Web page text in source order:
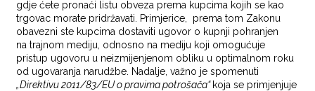
gdje ćete pronaći listu obveza prema kupcima kojih se kao
trgovac morate pridržavati. Primjerice, prema tom Zakonu
obavezni ste kupcima dostaviti ugovor o kupnji pohranjen
na trajnom mediju, odnosno na mediju koji omogućuje
pristup ugovoru u neizmijenjenom obliku u optimalnom roku
od ugovaranja narudžbe. Nadalje, važno je spomenuti
„Direktivu 2011/83/EU o pravima potrošača“ koja se primjenjuje